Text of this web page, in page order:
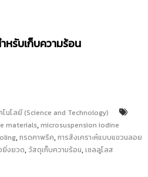
หรับเก็บความร้อน
นโลยี (Science and Technology)
materials,microsuspension iodine
,กรดคาพริค,การสังเคราะห์แบบแขวนลอย
ยิ่งยวด, วัสดุเก็บความร้อน,เซลลูโลส